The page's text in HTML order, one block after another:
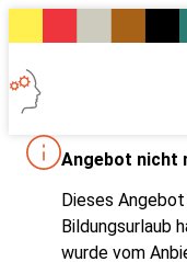
Angebot nicht
Dieses
Bildungsurlaub
wurde vom